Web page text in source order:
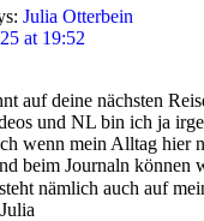
Julia Otterbein
at 19:52
auf deine nächsten
und NL bin ich ja
wenn mein Alltag hier
beim Journaln können
nämlich auch auf